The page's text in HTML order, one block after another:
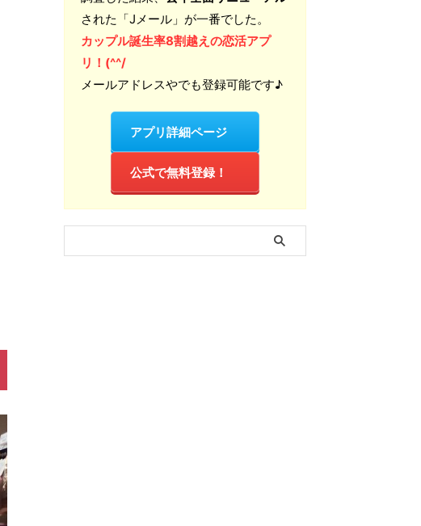
された「Jメール」が一番でした。
カップル誕生率8割越えの恋活アプ
リ！(^^/
メールアドレスやでも登録可能です♪
アプリ詳細ページ
公式で無料登録！